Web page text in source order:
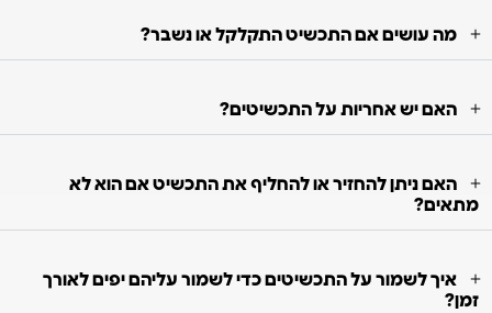
מה עושים אם התכשיט התקלקל או נשבר?
האם יש אחריות על התכשיטים?
האם ניתן להחזיר או להחליף את התכשיט אם הוא לא
מתאים?
איך לשמור על התכשיטים כדי לשמור עליהם יפים לאורך
זמן?